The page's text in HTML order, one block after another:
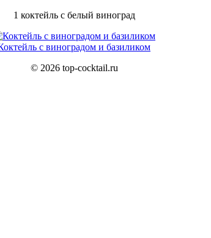
1 коктейль с белый виноград
с виноградом и базиликом
© 2026 top-cocktail.ru